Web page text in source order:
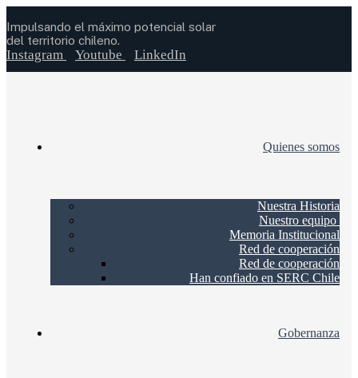
Impulsando el máximo potencial solar
del territorio chileno.
Instagram Youtube LinkedIn
Quienes somos
Nuestra Historia
Nuestro equipo
Memoria Institucional
Red de cooperación
Red de cooperación
Han confiado en SERC Chile
Gobernanza